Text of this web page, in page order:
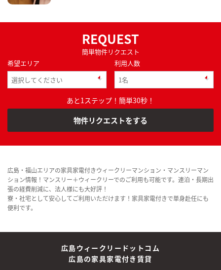
REQUEST
簡単物件リクエスト
希望エリア
利用人数
あと1ステップ！簡単30秒！
物件リクエストをする
広島・福山エリアの家具家電付きウィークリーマンション・マンスリーマン
ション情報！マンスリー＋ウィークリーでのご利用も可能です。連泊・長期出
張の経費削減に、法人様にも大好評！
寮・社宅として安心してご利用いただけます！家具家電付きで単身赴任にも
便利です。
広島ウィークリードットコム
広島の家具家電付き賃貸